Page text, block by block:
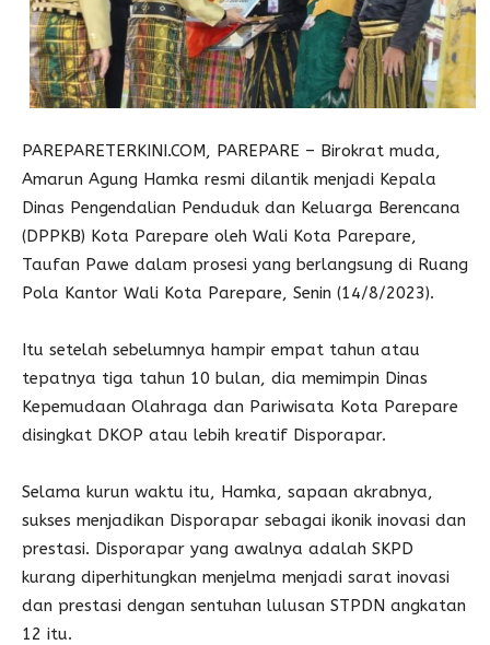
PAREPARETERKINI.COM, PAREPARE – Birokrat muda,
Amarun Agung Hamka resmi dilantik menjadi Kepala
Dinas Pengendalian Penduduk dan Keluarga Berencana
(DPPKB) Kota Parepare oleh Wali Kota Parepare,
Taufan Pawe dalam prosesi yang berlangsung di Ruang
Pola Kantor Wali Kota Parepare, Senin (14/8/2023).
Itu setelah sebelumnya hampir empat tahun atau
tepatnya tiga tahun 10 bulan, dia memimpin Dinas
Kepemudaan Olahraga dan Pariwisata Kota Parepare
disingkat DKOP atau lebih kreatif Disporapar.
Selama kurun waktu itu, Hamka, sapaan akrabnya,
sukses menjadikan Disporapar sebagai ikonik inovasi dan
prestasi. Disporapar yang awalnya adalah SKPD
kurang diperhitungkan menjelma menjadi sarat inovasi
dan prestasi dengan sentuhan lulusan STPDN angkatan
12 itu.